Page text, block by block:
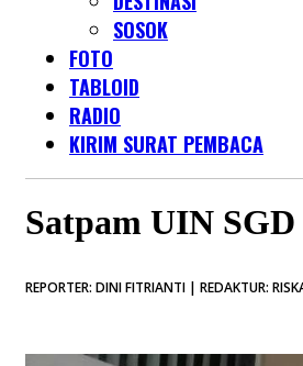
SOSOK
FOTO
TABLOID
RADIO
KIRIM SURAT PEMBACA
Satpam UIN
REPORTER: DINI FITRIANTI | REDAKTUR: